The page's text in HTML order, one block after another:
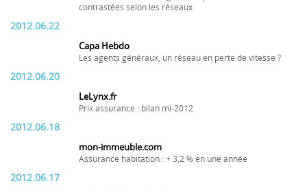
contrastées selon les réseaux
2012.06.22
Capa Hebdo
Les agents généraux, un réseau en perte de vitesse ?
2012.06.20
LeLynx.fr
Prix assurance : bilan mi-2012
2012.06.18
mon-immeuble.com
Assurance habitation : + 3,2 % en une année
2012.06.17